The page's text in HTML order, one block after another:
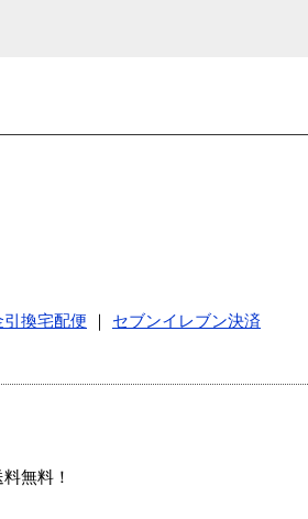
引換宅配便
セブンイレブン決済
無料！